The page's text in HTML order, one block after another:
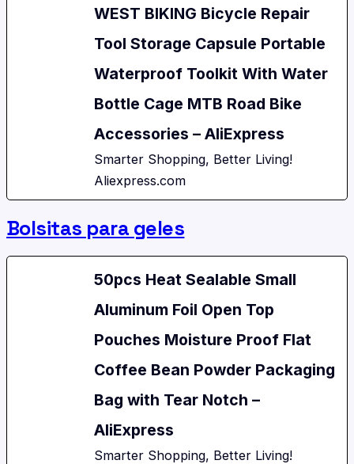
WEST BIKING Bicycle Repair
Tool Storage Capsule Portable
Waterproof Toolkit With Water
Bottle Cage MTB Road Bike
Accessories – AliExpress
Smarter Shopping, Better Living!
Aliexpress.com
Bolsitas para geles
50pcs Heat Sealable Small
Aluminum Foil Open Top
Pouches Moisture Proof Flat
Coffee Bean Powder Packaging
Bag with Tear Notch –
AliExpress
Smarter Shopping, Better Living!